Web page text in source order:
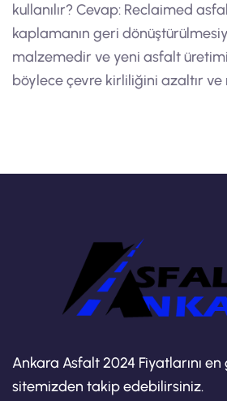
kullanılır? Cevap: Reclaimed
kaplamanın geri
malzemedir ve yeni asfalt
böylece çevre kirliliğini azaltır
Ankara Asfalt 2024 Fiyatlarını
sitemizden takip edebilirsiniz.